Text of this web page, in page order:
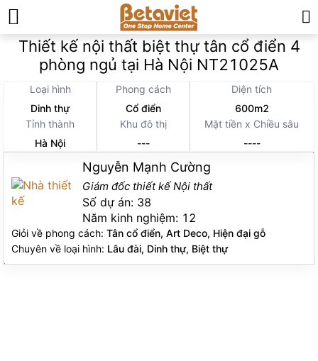
Thiết kế thi công nội thất»
Thiết kế nội thất biệt thự tân cổ điển 4
phòng ngủ tại Hà Nội NT21025A
Loại hình
Dinh thự
Phong cách
Cổ điển
Diện tích
600m2
Tỉnh thành
Hà Nội
Khu đô thị
---
Mặt tiền x Chiều sâu
----
Nguyễn Mạnh Cường
Giám đốc thiết kế Nội thất
Số dự án: 38
Năm kinh nghiệm: 12
Giỏi về phong cách: Tân cổ điển, Art Deco, Hiện đại gỗ
Chuyên về loại hình: Lâu đài, Dinh thự, Biệt thự